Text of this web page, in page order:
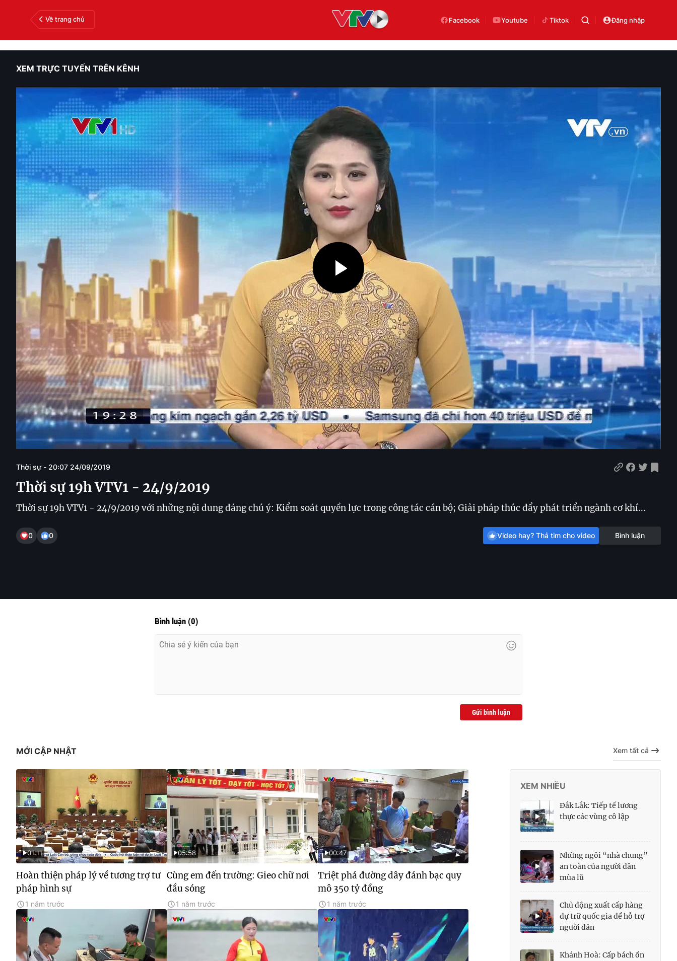
Về trang chủ Facebook Youtube Tiktok Đăng nhập
XEM TRỰC TUYẾN TRÊN KÊNH
Thời sự - 20:07 24/09/2019
Thời sự 19h VTV1 - 24/9/2019
Thời sự 19h VTV1 - 24/9/2019 với những nội dung đáng chú ý: Kiểm soát quyền lực trong công tác cán bộ; Giải pháp thúc đẩy phát triển ngành cơ khí...
0 0 Video hay? Thả tim cho video Bình luận
Bình luận (0)
Gửi bình luận
MỚI CẬP NHẬT Xem tất cả
01:11
Hoàn thiện pháp lý về tương trợ tư
pháp hình sự
1 năm trước
05:58
Cùng em đến trường: Gieo chữ nơi
đầu sóng
1 năm trước
00:47
Triệt phá đường dây đánh bạc quy
mô 350 tỷ đồng
1 năm trước
XEM NHIỀU
Đắk Lắk: Tiếp tế lương
thực các vùng cô lập
Những ngôi “nhà chung”
an toàn của người dân
mùa lũ
Chủ động xuất cấp hàng
dự trữ quốc gia để hỗ trợ
người dân
Khánh Hoà: Cấp bách ổn